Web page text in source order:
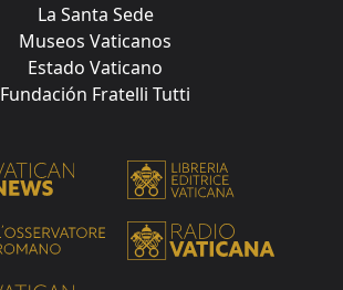
La Santa Sede
Museos Vaticanos
Estado Vaticano
Fundación Fratelli Tutti